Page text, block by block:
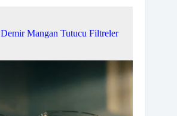
Demir Mangan Tutucu Filtreler